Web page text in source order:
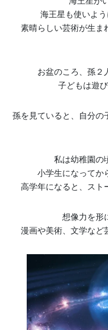
海王星も使いよ
素晴らしい芸術が生ま
お盆のころ、孫２
子どもは遊
孫を見ていると、自分の
私は幼稚園の
小学生になってか
高学年になると、スト
想像力を形
漫画や美術、文学など